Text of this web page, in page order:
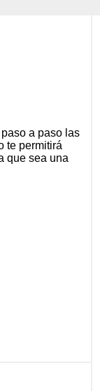
a paso las
te permitirá
que sea una